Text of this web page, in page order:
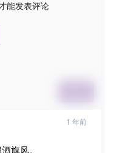
能发表评论
1 年前
旗风。